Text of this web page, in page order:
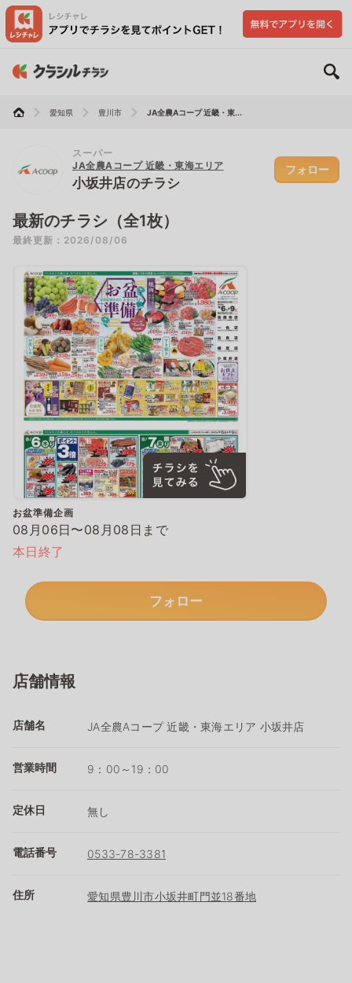
愛知県 豊川市 JA全農Aコープ 近畿・東...
スーパー
JA全農Aコープ 近畿・東海エリア
小坂井店のチラシ
フォロー
最新のチラシ（全1枚）
最終更新：2026/08/06
お盆準備企画
08月06日〜08月08日まで
本日終了
フォロー
店舗情報
店舗名 JA全農Aコープ 近畿・東海エリア 小坂井店
営業時間 9：00～19：00
定休日 無し
電話番号 0533-78-3381
住所 愛知県豊川市小坂井町門並18番地